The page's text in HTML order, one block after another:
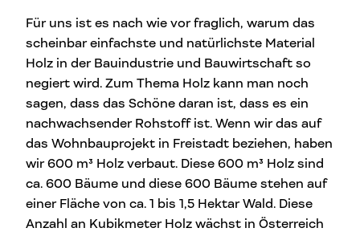
Für uns ist es nach wie vor fraglich, warum das
scheinbar einfachste und natürlichste Material
Holz in der Bauindustrie und Bauwirtschaft so
negiert wird. Zum Thema Holz kann man noch
sagen, dass das Schöne daran ist, dass es ein
nachwachsender Rohstoff ist. Wenn wir das auf
das Wohnbauprojekt in Freistadt beziehen, haben
wir 600 m³ Holz verbaut. Diese 600 m³ Holz sind
ca. 600 Bäume und diese 600 Bäume stehen auf
einer Fläche von ca. 1 bis 1,5 Hektar Wald. Diese
Anzahl an Kubikmeter Holz wächst in Österreich